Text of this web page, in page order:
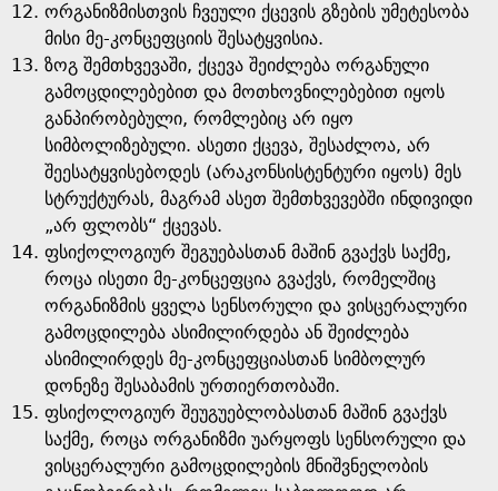
ორგანიზმისთვის ჩვეული ქცევის გზების უმეტესობა
მისი მე-კონცეფციის შესატყვისია.
ზოგ შემთხვევაში, ქცევა შეიძლება ორგანული
გამოცდილებებით და მოთხოვნილებებით იყოს
განპირობებული, რომლებიც არ იყო
სიმბოლიზებული. ასეთი ქცევა, შესაძლოა, არ
შეესატყვისებოდეს (არაკონსისტენტური იყოს) მეს
სტრუქტურას, მაგრამ ასეთ შემთხვევებში ინდივიდი
„არ ფლობს“ ქცევას.
ფსიქოლოგიურ შეგუებასთან მაშინ გვაქვს საქმე,
როცა ისეთი მე-კონცეფცია გვაქვს, რომელშიც
ორგანიზმის ყველა სენსორული და ვისცერალური
გამოცდილება ასიმილირდება ან შეიძლება
ასიმილირდეს მე-კონცეფციასთან სიმბოლურ
დონეზე შესაბამის ურთიერთობაში.
ფსიქოლოგიურ შეუგუებლობასთან მაშინ გვაქვს
საქმე, როცა ორგანიზმი უარყოფს სენსორული და
ვისცერალური გამოცდილების მნიშვნელობის